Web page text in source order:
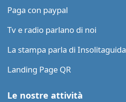
Paga con paypal
Tv e radio parlano di noi
La stampa parla di Insolitaguida
Landing Page QR
Le nostre attività